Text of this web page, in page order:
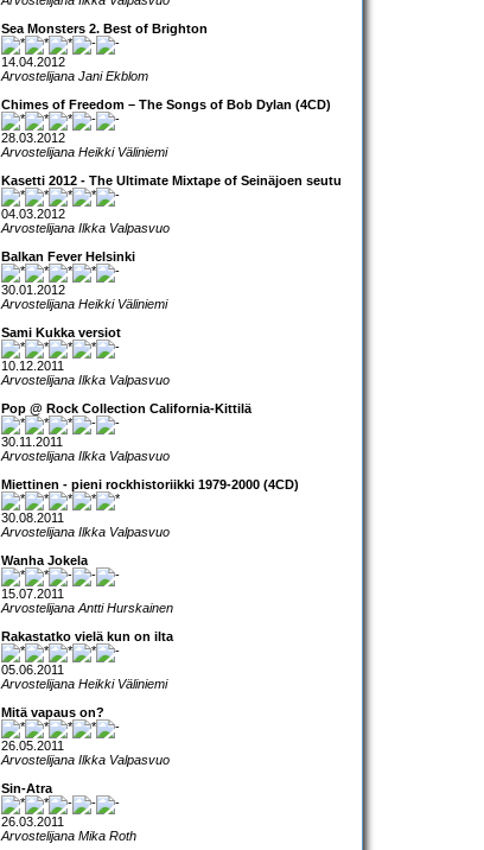
Sea Monsters 2. Best of Brighton
14.04.2012
Arvostelijana Jani Ekblom
Chimes of Freedom – The Songs of Bob Dylan (4CD)
28.03.2012
Arvostelijana Heikki Väliniemi
Kasetti 2012 - The Ultimate Mixtape of Seinäjoen seutu
04.03.2012
Arvostelijana Ilkka Valpasvuo
Balkan Fever Helsinki
30.01.2012
Arvostelijana Heikki Väliniemi
Sami Kukka versiot
10.12.2011
Arvostelijana Ilkka Valpasvuo
Pop @ Rock Collection California-Kittilä
30.11.2011
Arvostelijana Ilkka Valpasvuo
Miettinen - pieni rockhistoriikki 1979-2000 (4CD)
30.08.2011
Arvostelijana Ilkka Valpasvuo
Wanha Jokela
15.07.2011
Arvostelijana Antti Hurskainen
Rakastatko vielä kun on ilta
05.06.2011
Arvostelijana Heikki Väliniemi
Mitä vapaus on?
26.05.2011
Arvostelijana Ilkka Valpasvuo
Sin-Atra
26.03.2011
Arvostelijana Mika Roth